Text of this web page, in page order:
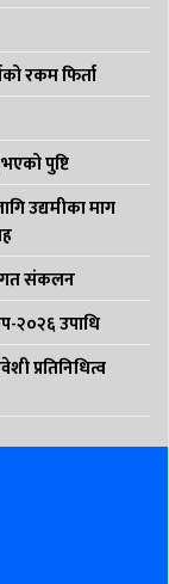
रकम फिर्ता
पुष्टि
उद्यमीका माग
संकलन
२०२६ उपाधि
प्रतिनिधित्व